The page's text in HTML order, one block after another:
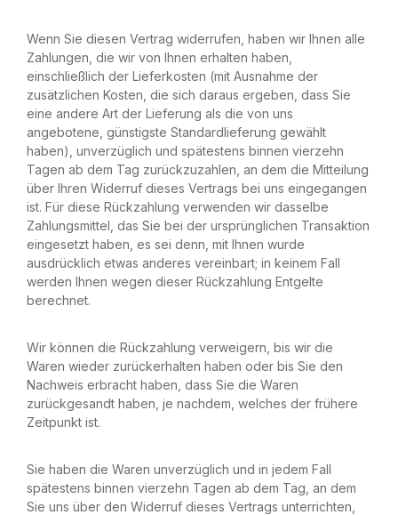
Wenn Sie diesen Vertrag widerrufen, haben wir Ihnen alle
Zahlungen, die wir von Ihnen erhalten haben,
einschließlich der Lieferkosten (mit Ausnahme der
zusätzlichen Kosten, die sich daraus ergeben, dass Sie
eine andere Art der Lieferung als die von uns
angebotene, günstigste Standardlieferung gewählt
haben), unverzüglich und spätestens binnen vierzehn
Tagen ab dem Tag zurückzuzahlen, an dem die Mitteilung
über Ihren Widerruf dieses Vertrags bei uns eingegangen
ist. Für diese Rückzahlung verwenden wir dasselbe
Zahlungsmittel, das Sie bei der ursprünglichen Transaktion
eingesetzt haben, es sei denn, mit Ihnen wurde
ausdrücklich etwas anderes vereinbart; in keinem Fall
werden Ihnen wegen dieser Rückzahlung Entgelte
berechnet.
Wir können die Rückzahlung verweigern, bis wir die
Waren wieder zurückerhalten haben oder bis Sie den
Nachweis erbracht haben, dass Sie die Waren
zurückgesandt haben, je nachdem, welches der frühere
Zeitpunkt ist.
Sie haben die Waren unverzüglich und in jedem Fall
spätestens binnen vierzehn Tagen ab dem Tag, an dem
Sie uns über den Widerruf dieses Vertrags unterrichten,